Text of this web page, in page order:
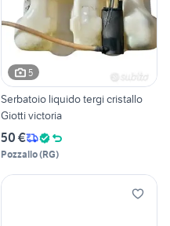
5
Serbatoio liquido tergi cristallo
Giotti victoria
50 €
Pozzallo(RG)